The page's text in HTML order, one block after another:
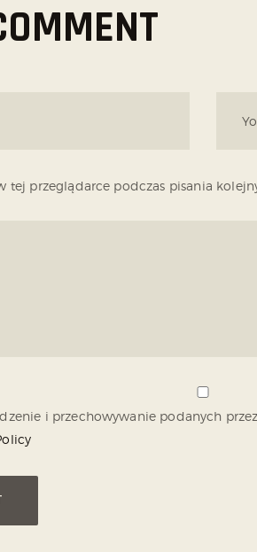
tej przeglądarce podczas pisania
i przechowywanie podanych